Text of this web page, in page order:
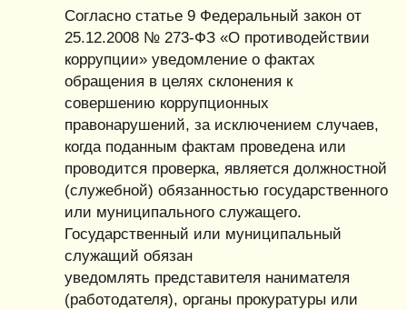
Согласно статье 9 Федеральный закон от
25.12.2008 № 273-ФЗ «О противодействии
коррупции» уведомление о фактах
обращения в целях склонения к
совершению коррупционных
правонарушений, за исключением случаев,
когда поданным фактам проведена или
проводится проверка, является должностной
(служебной) обязанностью государственного
или муниципального служащего.
Государственный или муниципальный
служащий обязан
уведомлять представителя нанимателя
(работодателя), органы прокуратуры или